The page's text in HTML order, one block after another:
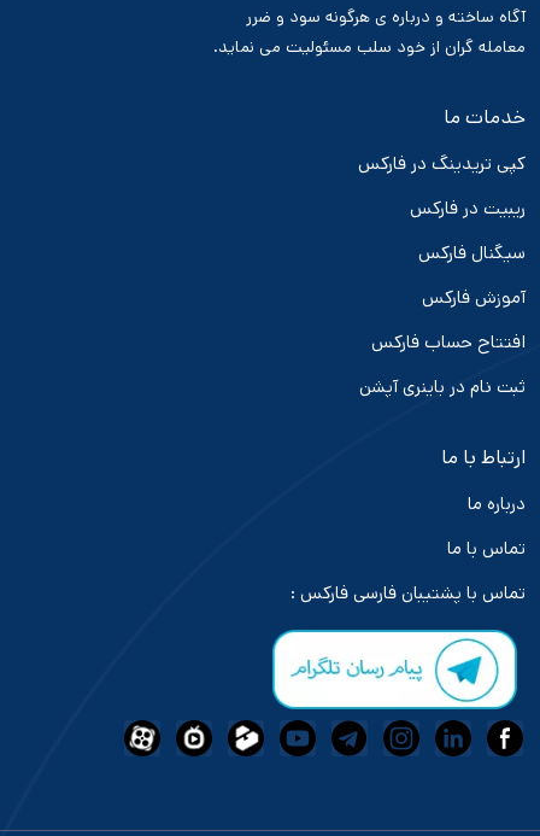
آگاه ساخته و درباره ی هرگونه سود و ضرر
معامله گران از خود سلب مسئولیت می نماید.
خدمات ما
کپی تریدینگ در فارکس
ریبیت در فارکس
سیگنال فارکس
آموزش فارکس
افتتاح حساب فارکس
ثبت نام در باینری آپشن
ارتباط با ما
درباره ما
تماس با ما
تماس با پشتیبان فارسی فارکس :